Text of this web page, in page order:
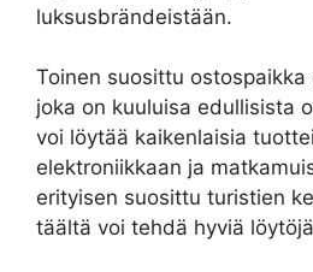
luksusbrändeistään.
Toinen suosittu ostospaikka
joka on kuuluisa edullisista
voi löytää kaikenlaisia
elektroniikkaan ja
erityisen suosittu turistien
täältä voi tehdä hyviä